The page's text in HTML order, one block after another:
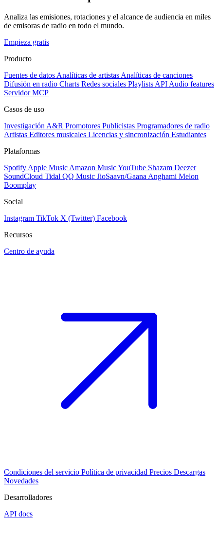
Analiza las emisiones, rotaciones y el alcance de audiencia en miles
de emisoras de radio en todo el mundo.
Empieza gratis
Producto
Fuentes de datos Analíticas de artistas Analíticas de canciones
Difusión en radio Charts Redes sociales Playlists API Audio features
Servidor MCP
Casos de uso
Investigación A&R Promotores Publicistas Programadores de radio
Artistas Editores musicales Licencias y sincronización Estudiantes
Plataformas
Spotify Apple Music Amazon MusicYouTube Shazam Deezer
SoundCloud Tidal QQ Music JioSaavn/Gaana Anghami Melon
Boomplay
Social
Instagram TikTok X (Twitter) Facebook
Recursos
Centro de ayuda
Condiciones del servicio Política de privacidad Precios Descargas
Novedades
Desarrolladores
API docs